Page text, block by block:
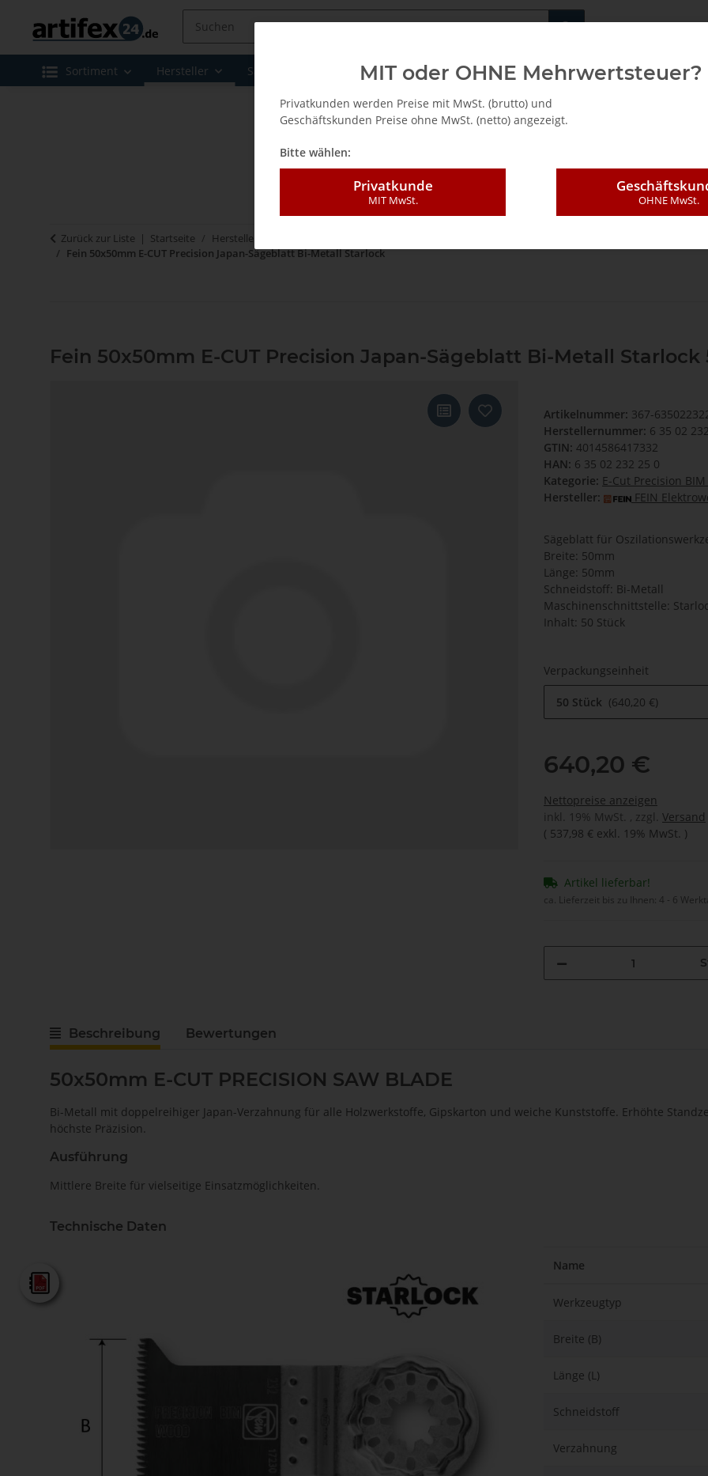
Fachshop für
Sortiment Hersteller Sale Leasing / Mietkauf
Zurück zur Liste Startseite Hersteller
Fein 50x50mm E-CUT Precision Japan-Sägeblatt Bi-Metall Starlock
Fein 50x50mm E-CUT Precision Japan-Sägeblatt Bi-Metall Starlock
Artikelnummer: 367-
Herstellernummer: 6 35 02
GTIN: 4014586417332
HAN: 6 35 02 232 25 0
Kategorie: E-Cut Precision
Hersteller:
FEIN
Sägeblatt für
Breite: 50mm
Länge: 50mm
Schneidstoff: Bi-Metall
Maschinenschnittstelle:
Inhalt: 50 Stück
Verpackungseinheit
50 Stück 640,20 €
640,20 €
Nettopreise anzeigen
inkl. 19% MwSt. , zzgl. Versand
( 537,98 € exkl. 19% MwSt. )
Artikel lieferbar!
ca. Lieferzeit bis zu Ihnen: 4 - 6
Beschreibung Bewertungen
50x50mm E-CUT PRECISION SAW BLADE
Bi-Metall mit doppelreihiger Japan-Verzahnung für alle Holzwerkstoffe, Gipskarton und weiche Kunststoffe. Erhöhte
höchste Präzision.
Ausführung
Mittlere Breite für vielseitige Einsatzmöglichkeiten.
Technische Daten
Name
Werkzeugtyp
Breite (B)
Länge (L)
Schneidstoff
Verzahnung
MIT oder OHNE Mehrwertsteuer?
Privatkunden werden Preise mit MwSt. (brutto) und
Geschäftskunden Preise ohne MwSt. (netto) angezeigt.
Bitte wählen:
Privatkunde
MIT MwSt. OHNE MwSt.